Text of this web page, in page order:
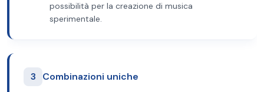
possibilità per la creazione di musica
sperimentale.
3 Combinazioni uniche